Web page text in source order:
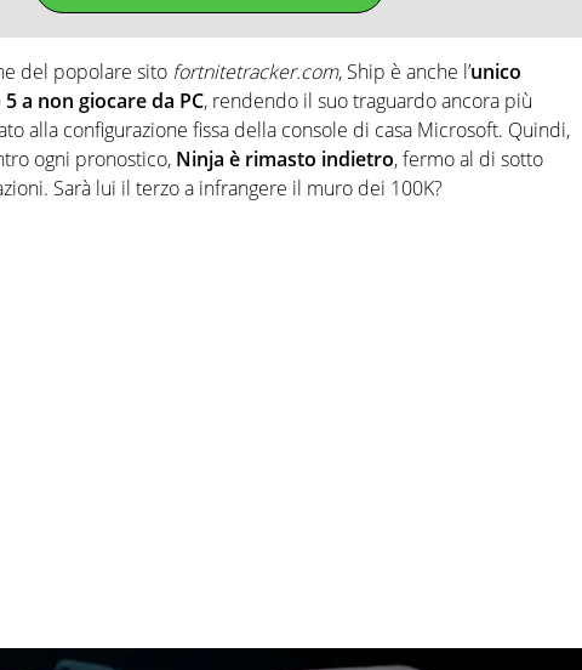
del popolare sito fortnitetracker.com, Ship è anche l’unico
5a non giocare da PC, rendendo il suo traguardo ancora più
alla configurazione fissa della console di casa Microsoft. Quindi,
ogni pronostico, Ninja è rimasto indietro, fermo al di sotto
Sarà lui il terzo a infrangere il muro dei 100K?